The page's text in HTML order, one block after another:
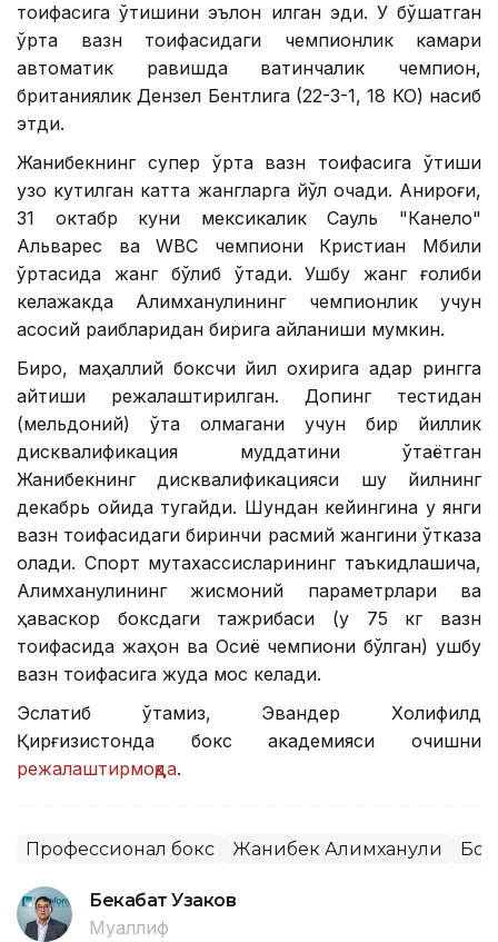
тоифасига ўтишини эълон қилган эди. У бўшатган
ўрта вазн тоифасидаги чемпионлик камари
автоматик равишда вақтинчалик чемпион,
британиялик Дензел Бентлига (22-3-1, 18 КО) насиб
этди.
Жанибекнинг супер ўрта вазн тоифасига ўтиши
узоқ кутилган катта жангларга йўл очади. Аниқроғи,
31 октабр куни мексикалик Сауль "Канело"
Альварес ва WВC чемпиони Кристиан Мбили
ўртасида жанг бўлиб ўтади. Ушбу жанг ғолиби
келажакда Алимханулининг чемпионлик учун
асосий рақибларидан бирига айланиши мумкин.
Бироқ, маҳаллий боксчи йил охирига қадар рингга
қайтиши режалаштирилган. Допинг тестидан
(мельдоний) ўта олмагани учун бир йиллик
дисквалификация муддатини ўтаётган
Жанибекнинг дисквалификацияси шу йилнинг
декабрь ойида тугайди. Шундан кейингина у янги
вазн тоифасидаги биринчи расмий жангини ўтказа
олади. Спорт мутахассисларининг таъкидлашича,
Алимханулининг жисмоний параметрлари ва
ҳаваскор боксдаги тажрибаси (у 75 кг вазн
тоифасида жаҳон ва Осиё чемпиони бўлган) ушбу
вазн тоифасига жуда мос келади.
Эслатиб ўтамиз, Эвандер Холифилд
Қирғизистонда бокс академияси очишни
режалаштирмоқда.
Профессионал бокс Жанибек Алимханули
Бекабат Узаков
Муаллиф